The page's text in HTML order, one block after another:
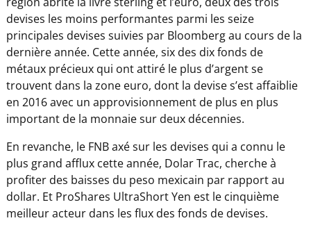
devises les moins performantes parmi les seize
principales devises suivies par Bloomberg au cours de la
dernière année. Cette année, six des dix fonds de
métaux précieux qui ont attiré le plus d’argent se
trouvent dans la zone euro, dont la devise s’est affaiblie
en 2016 avec un approvisionnement de plus en plus
important de la monnaie sur deux décennies.
En revanche, le FNB axé sur les devises qui a connu le
plus grand afflux cette année, Dolar Trac, cherche à
profiter des baisses du peso mexicain par rapport au
dollar. Et ProShares UltraShort Yen est le cinquième
meilleur acteur dans les flux des fonds de devises.